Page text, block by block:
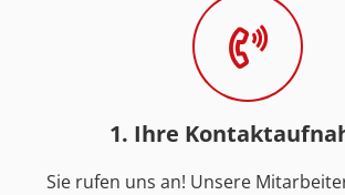
1. Ihre
Sie rufen uns an! Unsere